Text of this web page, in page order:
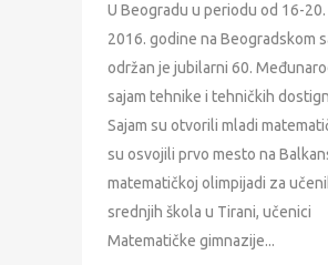
U Beogradu u periodu od 16-20.
2016. godine na Beogradskom
održan je jubilarni 60.
sajam tehnike i tehničkih
Sajam su otvorili mladi
su osvojili prvo mesto na
matematičkoj olimpijadi za
srednjih škola u Tirani, učenici
Matematičke gimnazije...